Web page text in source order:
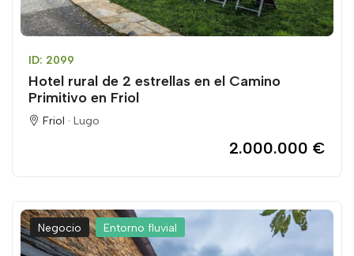
ID: 2099
Hotel rural de 2 estrellas en el Camino
Primitivo en Friol
Friol · Lugo
2.000.000 €
Negocio Entorno fluvial